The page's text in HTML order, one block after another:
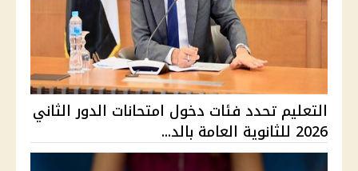
التعليم تحدد فئات دخول امتحانات الدور الثاني
2026 للثانوية العامة بالد...